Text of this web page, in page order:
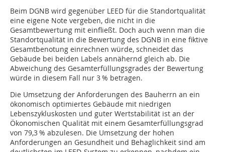
Beim DGNB wird gegenüber LEED für die Standortqualität
eine eigene Note vergeben, die nicht in die
Gesamtbewertung mit einfließt. Doch auch wenn man die
Standortqualität in die Bewertung des DGNB in eine fiktive
Gesamtbenotung einrechnen würde, schneidet das
Gebäude bei beiden Labels annähernd gleich ab. Die
Abweichung des Gesamterfüllungsgrades der Bewertung
würde in diesem Fall nur 3 % betragen.
Die Umsetzung der Anforderungen des Bauherrn an ein
ökonomisch optimiertes Gebäude mit niedrigen
Lebenszykluskosten und guter Wertstabilität ist an der
Ökonomischen Qualität mit einem Gesamterfüllungsgrad
von 79,3 % abzulesen. Die Umsetzung der ­hohen
Anforderungen an Gesundheit und Behaglichkeit sind am